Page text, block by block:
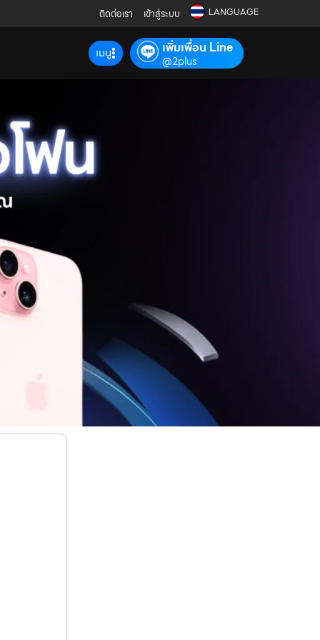
ติดต่อเรา เข้าสู่ระบบ LANGUAGE
เมนู เพิ่มเพื่อน Line
@2plus